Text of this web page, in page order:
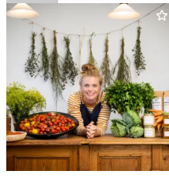
VICHI